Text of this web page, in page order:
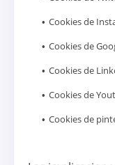
Cookies de
Cookies de
Cookies de
Cookies de
Cookies de